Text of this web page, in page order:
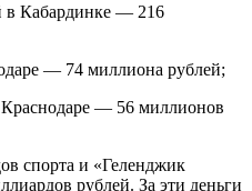
в Кабардинке — 216
— 74 миллиона рублей;
Краснодаре — 56 миллионов
спорта и «Геленджик
рублей. За эти деньги